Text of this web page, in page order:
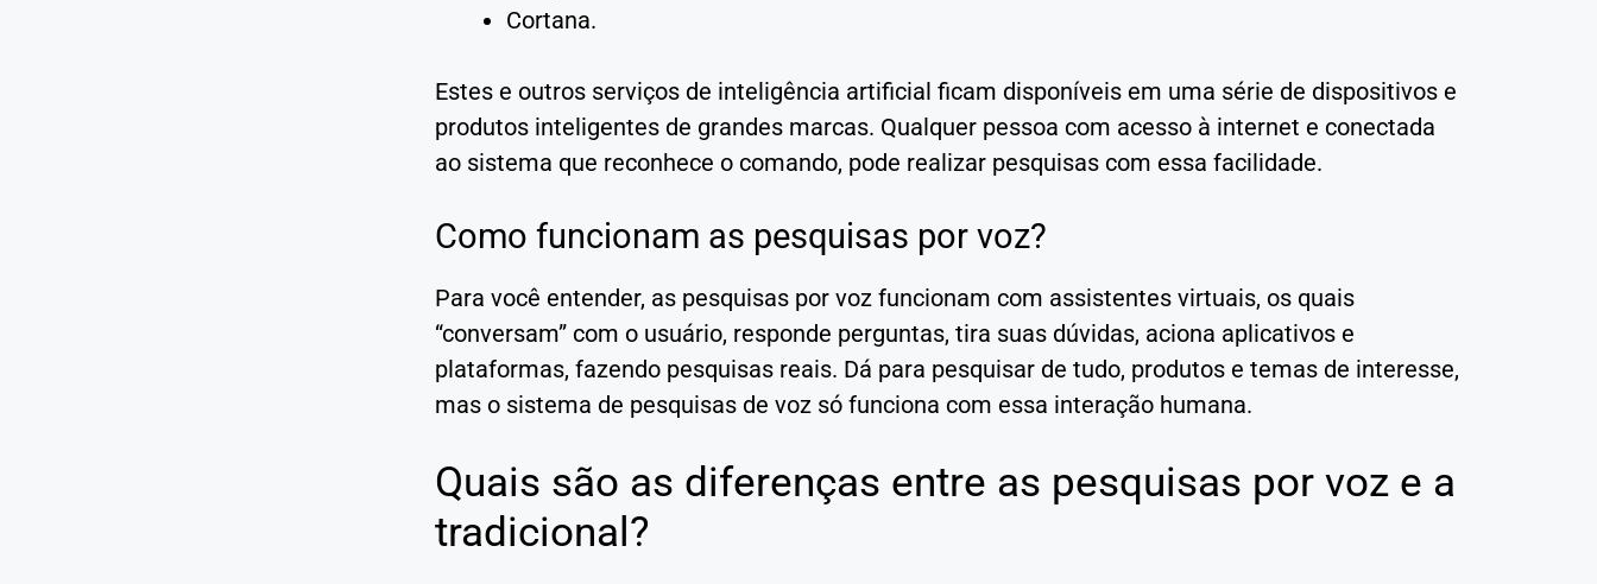
Cortana.
Estes e outros serviços de inteligência artificial ficam disponíveis em uma série de dispositivos e
produtos inteligentes de grandes marcas. Qualquer pessoa com acesso à internet e conectada
ao sistema que reconhece o comando, pode realizar pesquisas com essa facilidade.
Como funcionam as pesquisas por voz?
Para você entender, as pesquisas por voz funcionam com assistentes virtuais, os quais
“conversam” com o usuário, responde perguntas, tira suas dúvidas, aciona aplicativos e
plataformas, fazendo pesquisas reais. Dá para pesquisar de tudo, produtos e temas de interesse,
mas o sistema de pesquisas de voz só funciona com essa interação humana.
Quais são as diferenças entre as pesquisas por voz e a
tradicional?